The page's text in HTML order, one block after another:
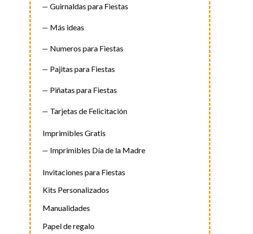
Guirnaldas para Fiestas
Más ideas
Numeros para Fiestas
Pajitas para Fiestas
Piñatas para Fiestas
Tarjetas de Felicitación
Imprimibles Gratis
Imprimibles Día de la Madre
Invitaciones para Fiestas
Kits Personalizados
Manualidades
Papel de regalo